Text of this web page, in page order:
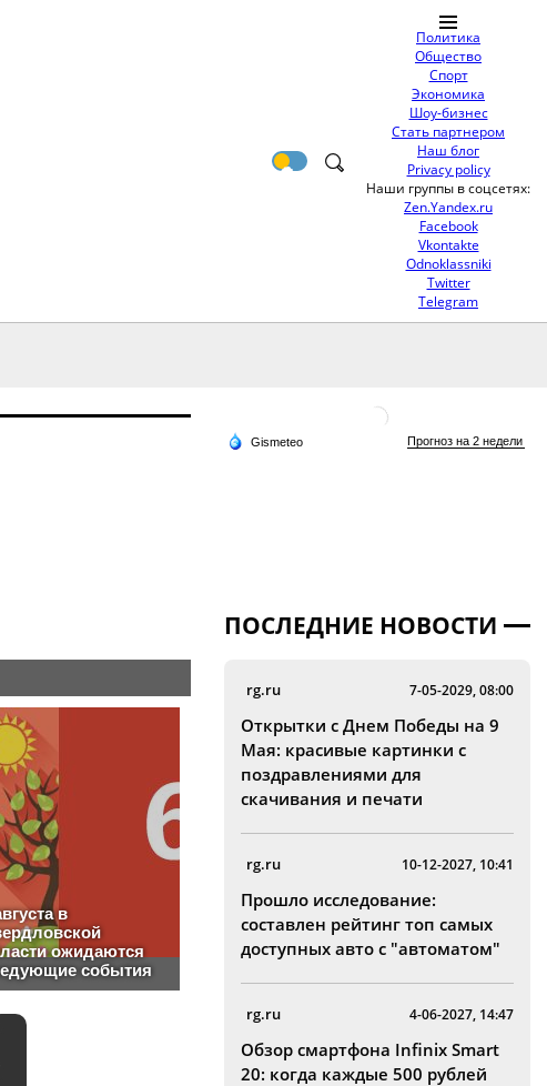
Политика
Общество
Спорт
Экономика
Шоу-бизнес
Стать партнером
Наш блог
Privacy policy
Наши группы в соцсетях:
Zen.Yandex.ru
Facebook
Vkontakte
Odnoklassniki
Twitter
Telegram
ПОСЛЕДНИЕ НОВОСТИ
rg.ru 7-05-2029, 08:00
Открытки с Днем Победы на 9
Мая: красивые картинки с
поздравлениями для
скачивания и печати
rg.ru 10-12-2027, 10:41
Прошло исследование:
составлен рейтинг топ самых
доступных авто с "автоматом"
rg.ru 4-06-2027, 14:47
Обзор смартфона Infinix Smart
20: когда каждые 500 рублей